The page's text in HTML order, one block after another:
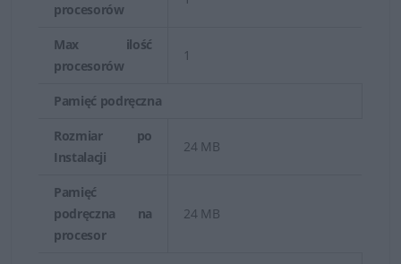
Serwery Dell PowerEdge dedykowane do szafy rack
pozwalają bezkompromisowo zmaksymalizować moc
obliczeniową w środowiskach o ograniczonej ilości
miejsca.
Zrównoważona wydajność
procesorów
Max ilość
procesorów
1
Pamięć podręczna
Rozmiar po
Instalacji
24 MB
Pamięć
podręczna na
procesor
24 MB